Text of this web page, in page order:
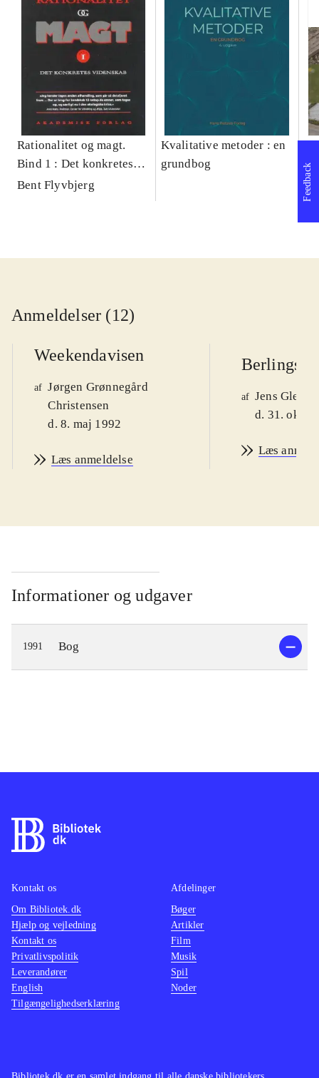
Rationalitet og magt.
Bind 1 : Det konkretes
videnskab
Bent Flyvbjerg
Kvalitative metoder : en
grundbog
Anmeldelser (12)
Weekendavisen
af Jørgen Grønnegård
Christensen
d. 8. maj 1992
Læs anmeldelse
af Jens
d. 31. okt.
Læs
Informationer og udgaver
1991 Bog
Feedback
Kontakt os
Om Bibliotek.dk
Hjælp og vejledning
Kontakt os
Privatlivspolitik
Leverandører
English
Tilgængelighedserklæring
Afdelinger
Bøger
Artikler
Film
Musik
Spil
Noder